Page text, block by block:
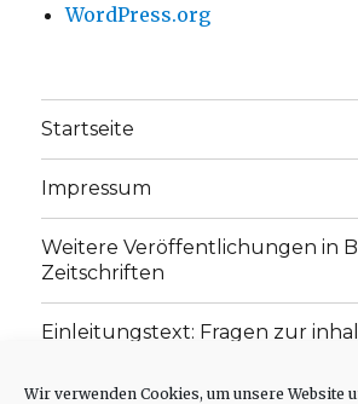
Wir verwenden Cookies, um unsere Website
WordPress.org
Startseite
Impressum
Weitere Veröffentlichungen in
Zeitschriften
Einleitungstext: Fragen zur
„schwachen Glaubens“